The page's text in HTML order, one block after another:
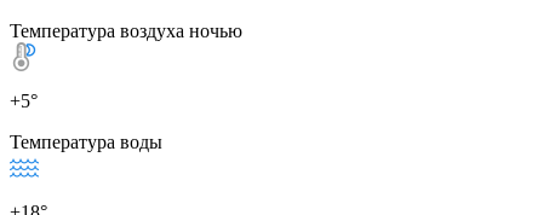
Температура воздуха ночью
+5°
Температура воды